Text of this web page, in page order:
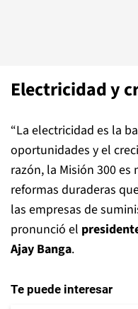
Electricidad y
“La electricidad es la
oportunidades y el
razón, la Misión 300
reformas duraderas
las empresas de
pronunció el
Ajay Banga.
Te puede interesar